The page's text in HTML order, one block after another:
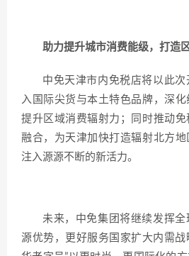
助力提升城市消费能级，打造
中免天津市内免税店将以此次
入国际尖货与本土特色品牌，深化
提升区域消费辐射力；同时推动
融合，为天津加快打造辐射北方
注入源源不断的新活力。
未来，中免集团将继续发挥
源优势，更好服务国家扩大内需战